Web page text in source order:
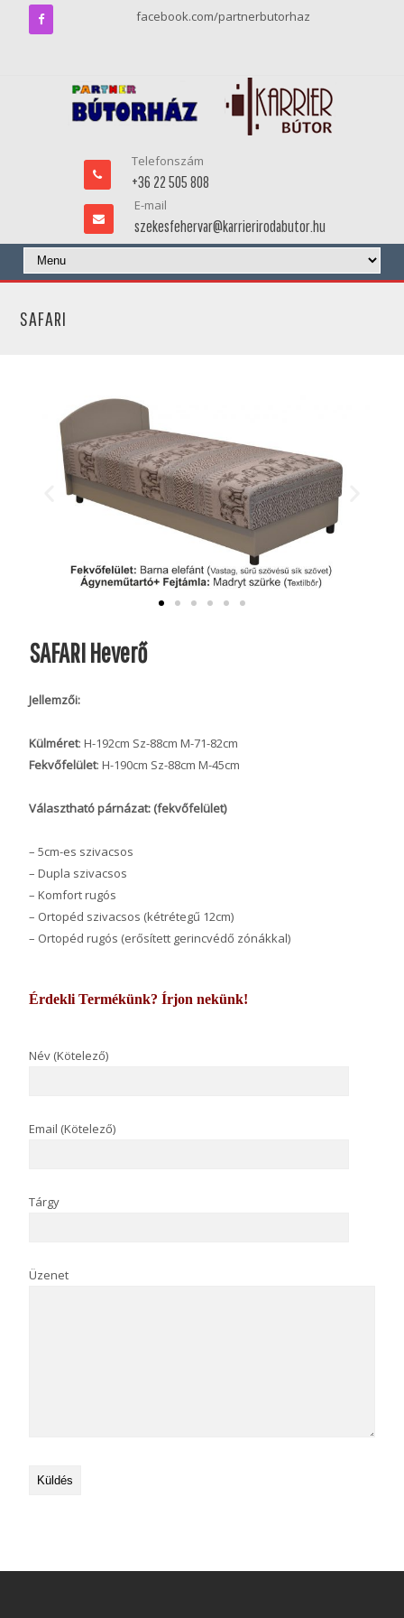
facebook.com/partnerbutorhaz
Telefonszám
+36 22 505 808
E-mail
szekesfehervar@karrierirodabutor.hu
SAFARI
SAFARI Heverő
Jellemzői:
Külméret: H-192cm Sz-88cm M-71-82cm
Fekvőfelület: H-190cm Sz-88cm M-45cm
Választható párnázat: (fekvőfelület)
– 5cm-es szivacsos
– Dupla szivacsos
– Komfort rugós
– Ortopéd szivacsos (kétrétegű 12cm)
– Ortopéd rugós (erősített gerincvédő zónákkal)
Érdekli Termékünk? Írjon nekünk!
Név (Kötelező)
Email (Kötelező)
Tárgy
Üzenet